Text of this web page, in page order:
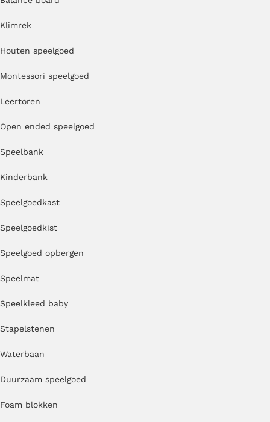
Klimrek
Houten speelgoed
Montessori speelgoed
Leertoren
Open ended speelgoed
Speelbank
Kinderbank
Speelgoedkast
Speelgoedkist
Speelgoed opbergen
Speelmat
Speelkleed baby
Stapelstenen
Waterbaan
Duurzaam speelgoed
Foam blokken